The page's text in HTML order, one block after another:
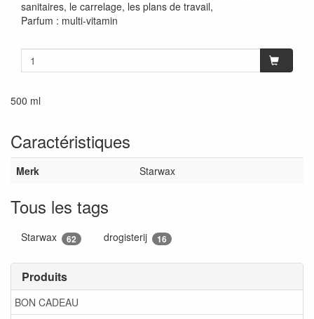
Produits
BON CADEAU
sanitaires, le carrelage, les plans de travail,
Parfum : multi-vitamin
500 ml
Caractéristiques
Merk Starwax
Tous les tags
Starwax 62 drogisterij 16